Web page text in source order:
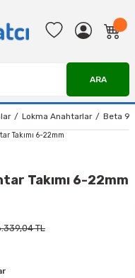
ARA
Lokma Anahtarlar Beta
Takımı 6-22mm
TL